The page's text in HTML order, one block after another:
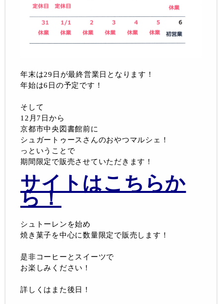
年末は29日が最終営業日となります！
年始は6日の予定です！
そして
12月7日から
京都市中央図書館前に
シュガートゥースさんのおやつマルシェ！
っということで
期間限定で販売させていただきます！
サイトはこちらか
ら！
シュトーレンを始め
焼き菓子を中心に数量限定で販売します！
是非コーヒーとスイーツで
お楽しみください！
詳しくはまた後日！